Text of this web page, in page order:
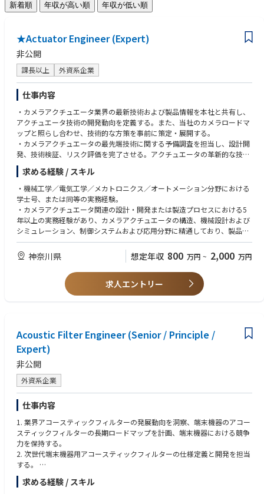
新着順
年収が高い順 年収が低い順
★Actuator Engineer (Expert)
非公開
課長以上 外資系企業
仕事内容
・カメラアクチュエータ業界の最新技術および製品情報を本社と共有し、
アクチュエータ技術の開発動向を定義する。また、当社のカメラロードマ
ップと照らし合わせ、技術的な方策を事前に策定・展開する。
・カメラアクチュエータの最先端技術に関する予備調査を担当し、設計開
発、技術検証、リスク評価を完了させる。アクチュエータの革新的な技術
的強みを拡大し、製品およびプロジェクトの要件を満たす。
・プロジェクトチームと連携し、カメラアクチュエータの技術プロジェク
ト計画および体系的な検証計画を策定する。設計の初期段階で設計および
工程上の課題を解決し、製品の全体的な品質を最適化するとともに、プロ
ジェクトを期日通りに完了させ、様々なプロジェクトリスクを回避・解決
する。
・アクチュエータ／モジュールサプライヤーやパートナーと連携し、製造
開発中に発生する課題を解決する。
求める経験 / スキル
・機械工学／電気工学／メカトロニクス／オートメーション分野における
学士号、または同等の実務経験。
・カメラアクチュエータ関連の設計・開発または製造プロセスにおける5
年以上の実務経験があり、カメラアクチュエータの構造、機械設計および
シミュレーション、制御システムおよび応用分野に精通しており、製品レ
ベルのシステム思考力およびイノベーション能力を有すること。
・閉ループ制御および減衰システムの設計経験とリスク特定能力を有する
こと。以下のハイエンドカメラアクチュエータについて、少なくとも2件
の開発・設計経験を有すること：ボールガイドOIS、フォールドアクチュ
エータ、SMAアクチュエータ、ピエゾアクチュエータ、新形態OISなど。
・CCMモジュール、レンズ、CMOSイメージセンサー、および回路基板に
神奈川県 想定年収 800 万円 ~ 2,000 万円
求人エントリー
Acoustic Filter Engineer (Senior / Principle /
Expert)
非公開
外資系企業
仕事内容
1. 業界アコースティックフィルターの発展動向を洞察、端末機器のアコー
スティックフィルターの長期ロードマップを計画、端末機器における競争
力を保持する。
2. 次世代端末機器用アコースティックフィルターの仕様定義と開発を担当
する。
1. Insights into the development trend of acoustic filters in the industry, p
求める経験 / スキル